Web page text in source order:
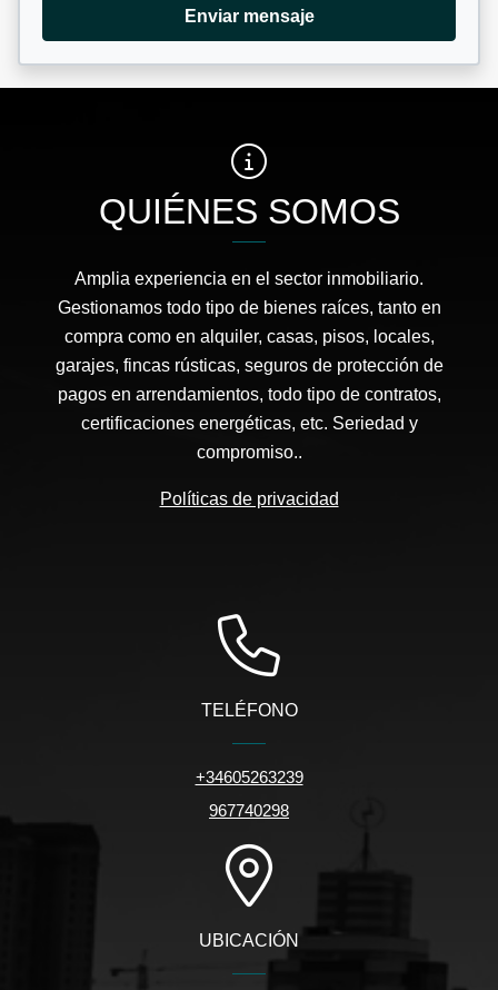
Enviar mensaje
QUIÉNES SOMOS
Amplia experiencia en el sector inmobiliario.
Gestionamos todo tipo de bienes raíces, tanto en
compra como en alquiler, casas, pisos, locales,
garajes, fincas rústicas, seguros de protección de
pagos en arrendamientos, todo tipo de contratos,
certificaciones energéticas, etc. Seriedad y
compromiso..
Políticas de privacidad
TELÉFONO
+34605263239
967740298
UBICACIÓN